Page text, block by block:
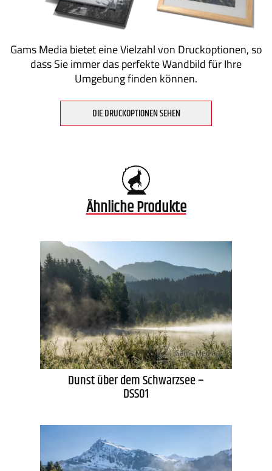
Gams Media bietet eine Vielzahl von Druckoptionen, so
dass Sie immer das perfekte Wandbild für Ihre
Umgebung finden können.
DIE DRUCKOPTIONEN SEHEN
Ähnliche Produkte
Dunst über dem Schwarzsee –
DSS01